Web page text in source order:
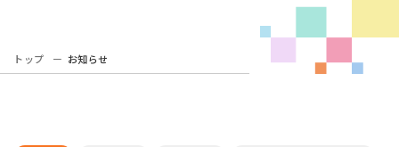
トップ お知らせ